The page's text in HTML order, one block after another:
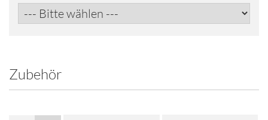
Zubehör